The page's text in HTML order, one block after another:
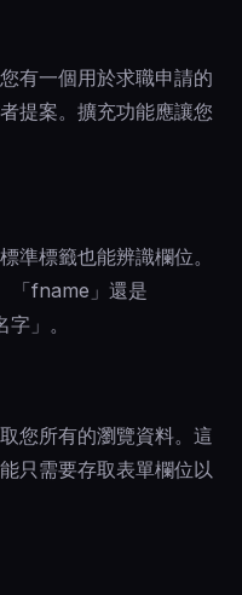
有一個用於求職申請的
提案。擴充功能應讓您
準標籤也能辨識欄位。
「fname」還是
」。
您所有的瀏覽資料。這
只需要存取表單欄位以